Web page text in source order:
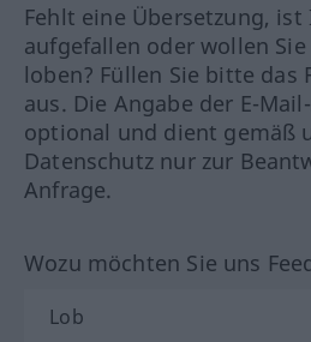
Fehlt eine Übersetzung,
aufgefallen oder wollen
loben? Füllen Sie bitte das
aus. Die Angabe der E-
optional und dient gemäß
Datenschutz nur zur
Anfrage.
Wozu möchten Sie uns